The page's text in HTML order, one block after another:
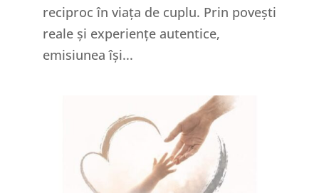
reciproc în viața de cuplu. Prin povești
reale și experiențe autentice,
emisiunea își...